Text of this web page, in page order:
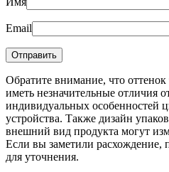
Email
Обратите внимание, что
иметь незначительные отличия
индивидуальных особенностей
устройства. Также дизайн
внешний вид продукта могут
Если вы заметили расхождение,
для уточнения.